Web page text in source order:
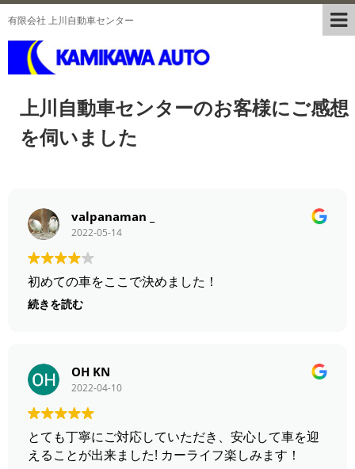
有限会社 上川自動車センター
上川自動車センターのお客様にご感想
を伺いました
valpanaman _
2022-05-14
初めての車をここで決めました！
続きを読む
OH KN
2022-04-10
とても丁寧にご対応していただき、安心して車を迎
えることが出来ました! カーライフ楽しみます！